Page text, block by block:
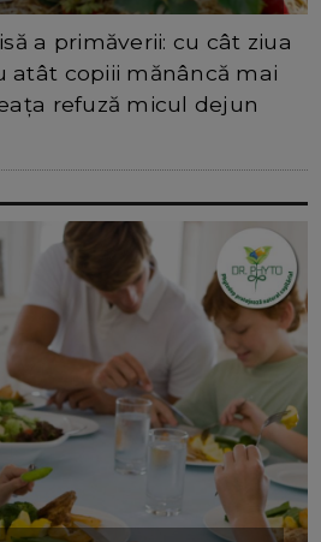
a primăverii: cu cât ziua
atât copiii mănâncă mai
refuză micul dejun